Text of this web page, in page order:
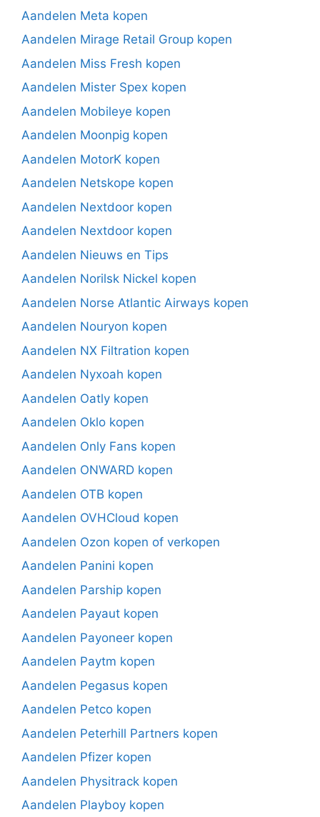
Aandelen Meta kopen
Aandelen Mirage Retail Group kopen
Aandelen Miss Fresh kopen
Aandelen Mister Spex kopen
Aandelen Mobileye kopen
Aandelen Moonpig kopen
Aandelen MotorK kopen
Aandelen Netskope kopen
Aandelen Nextdoor kopen
Aandelen Nextdoor kopen
Aandelen Nieuws en Tips
Aandelen Norilsk Nickel kopen
Aandelen Norse Atlantic Airways kopen
Aandelen Nouryon kopen
Aandelen NX Filtration kopen
Aandelen Nyxoah kopen
Aandelen Oatly kopen
Aandelen Oklo kopen
Aandelen Only Fans kopen
Aandelen ONWARD kopen
Aandelen OTB kopen
Aandelen OVHCloud kopen
Aandelen Ozon kopen of verkopen
Aandelen Panini kopen
Aandelen Parship kopen
Aandelen Payaut kopen
Aandelen Payoneer kopen
Aandelen Paytm kopen
Aandelen Pegasus kopen
Aandelen Petco kopen
Aandelen Peterhill Partners kopen
Aandelen Pfizer kopen
Aandelen Physitrack kopen
Aandelen Playboy kopen